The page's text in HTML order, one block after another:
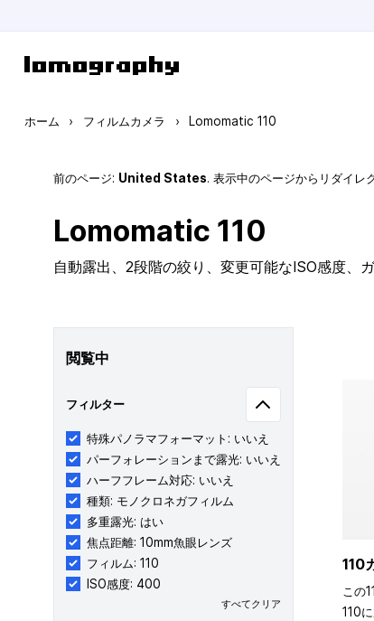
ホーム › フィルムカメラ › Lomomatic 110
前のページ: United States. 表示中のページからリダイレ
Lomomatic 110
自動露出、2段階の絞り、変更可能なISO感度、
閲覧中
フィルター
特殊パノラマフォーマット: いいえ
パーフォレーションまで露光: いいえ
ハーフフレーム対応: いいえ
種類: モノクロネガフィルム
多重露光: はい
焦点距離: 10mm魚眼レンズ
フィルム: 110
ISO感度: 400
すべてクリア
110
この
110